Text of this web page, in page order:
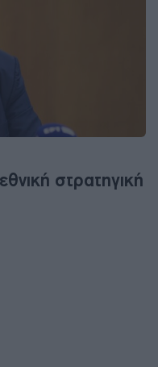
στρατηγική